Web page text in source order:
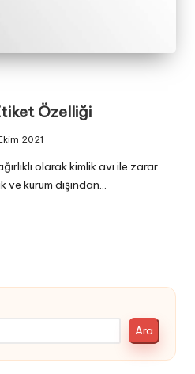
Özelliği
2021
olarak kimlik avı ile zarar
ve kurum dışından…
Ara